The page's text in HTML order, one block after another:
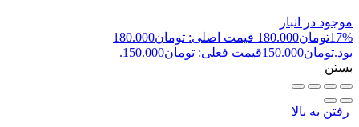
موجود در انبار
17%تومان180.000
قیمت اصلی: تومان180.000
بود.تومان150.000قیمت فعلی: تومان150.000.
بستن
رفتن به بالا